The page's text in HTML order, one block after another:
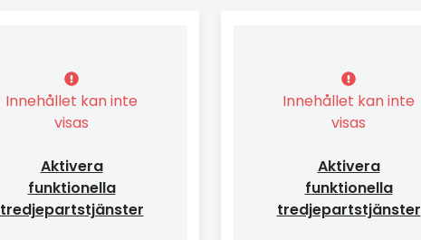
Innehållet kan inte
visas
Aktivera
funktionella
tredjepartstjänster
Innehållet kan inte
visas
Aktivera
funktionella
tredjepartstjänster